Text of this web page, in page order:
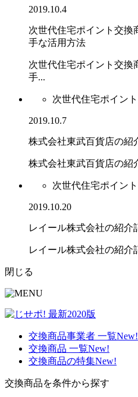
2019.10.4
次世代住宅ポイント交換
手な活用方法
次世代住宅ポイント交換
手...
次世代住宅ポイン
2019.10.7
株式会社東武百貨店の紹
株式会社東武百貨店の紹
次世代住宅ポイン
2019.10.20
レイール株式会社の紹介
レイール株式会社の紹介
閉じる
交換商品事業者 一覧New!
交換商品 一覧New!
交換商品の特集New!
交換商品を条件から探す